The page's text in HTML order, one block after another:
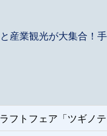
産業観光が大集合！
フトフェア「ツギノテ